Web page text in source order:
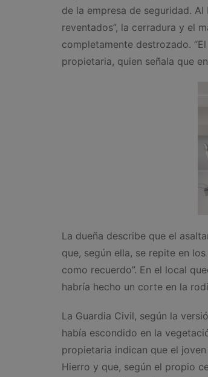
de la empresa de seguridad.
reventados”, la cerradura y el
completamente destrozado.
propietaria, quien señala que
La dueña describe que el
que, según ella, se repite en
como recuerdo”. En el local
habría hecho un corte en la
La Guardia Civil, según la
había escondido en la
propietaria indican que el
Hierro y que, según el propio